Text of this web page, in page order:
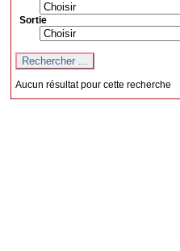
Sortie
Aucun résultat pour cette recherche